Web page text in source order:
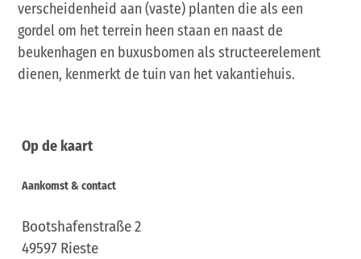
verscheidenheid aan (vaste) planten die als een
gordel om het terrein heen staan en naast de
beukenhagen en buxusbomen als structeerelement
dienen, kenmerkt de tuin van het vakantiehuis.
Op de kaart
Aankomst & contact
Bootshafenstraße 2
49597 Rieste